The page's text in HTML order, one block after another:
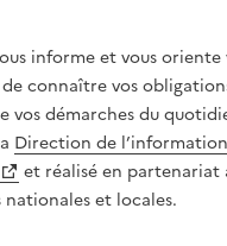
informe et vous oriente
connaître vos
vos démarches du
Direction de
et réalisé en partenariat
et locales.